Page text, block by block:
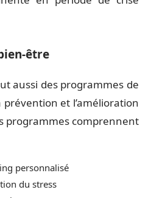
être
aussi des programmes de
et l’amélioration
programmes comprennent
personnalisé
du stress